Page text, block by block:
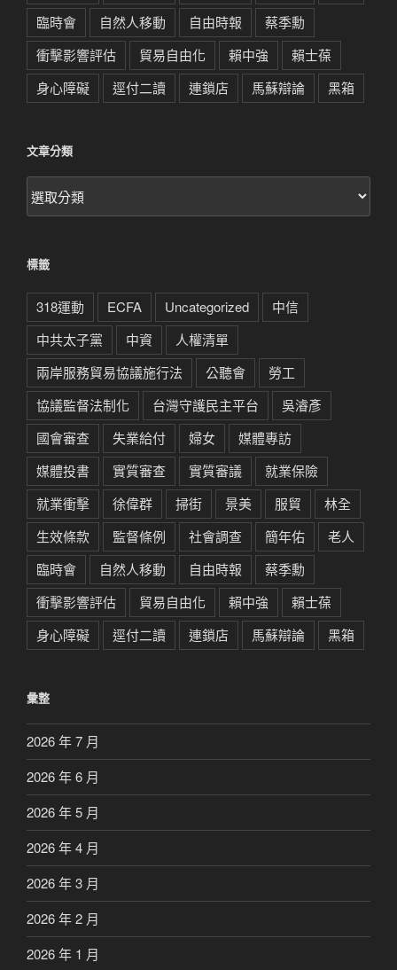
臨時會
自然人移動 自由時報
蔡季勳
衝擊影響評估
貿易自由化 賴中強
賴士葆
身心障礙
逕付二讀 連鎖店 馬蘇辯論 黑箱
文章分類
文
章
標籤
318運動 ECFA Uncategorized
中信
中共太子黨
中資
人權清單
兩岸服務貿易協議施行法
公聽會
勞工
協議監督法制化
台灣守護民主平台
吳濬彥
國會審查
失業給付 婦女
媒體專訪
媒體投書
實質審查 實質審議
就業保險
就業衝擊
徐偉群 掃街 景美 服貿
林全
生效條款
監督條例 社會調查 簡年佑
老人
臨時會
自然人移動 自由時報
蔡季勳
衝擊影響評估
貿易自由化 賴中強
賴士葆
身心障礙
逕付二讀 連鎖店 馬蘇辯論 黑箱
彙整
2026 年 7 月
2026 年 6 月
2026 年 5 月
2026 年 4 月
2026 年 3 月
2026 年 2 月
2026 年 1 月